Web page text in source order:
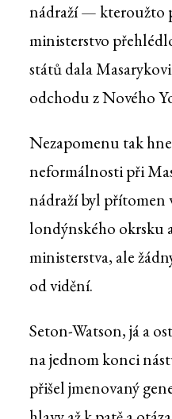
nádraží — kteroužto
ministerstvo
států dala
odchodu z Nového
Nezapomenu tak
neformálnosti při
nádraží byl přítomen
londýnského okrsku
ministerstva, ale
od vidění.
Seton-Watson, já a
na jednom konci
přišel jmenovaný